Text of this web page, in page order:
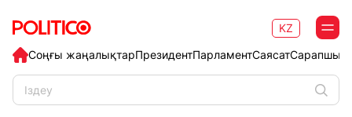
Соңғы жаңалықтарПрезидентПарламентСаясат
KZ